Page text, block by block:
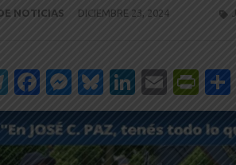
NOTICIAS DICIEMBRE 23, 2024
Telegram
Facebook
Messenger
Bluesky
LinkedIn
Email